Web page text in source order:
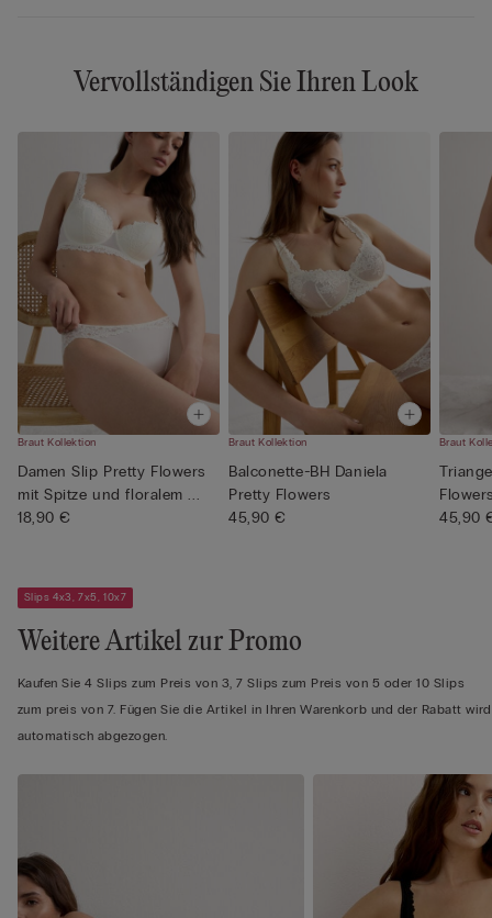
Vervollständigen Sie Ihren Look
Braut Kollektion
Damen Slip Pretty Flowers
mit Spitze und floralem ...
18,90 €
Braut Kollektion
Balconette-BH Daniela
Pretty Flowers
45,90 €
Braut
45,90
Slips 4x3, 7x5, 10x7
Weitere Artikel zur Promo
Kaufen Sie 4 Slips zum Preis von 3, 7 Slips zum Preis von 5 oder 10 Slips
zum preis von 7. Fügen Sie die Artikel in Ihren Warenkorb und der Rabatt wird
automatisch abgezogen.